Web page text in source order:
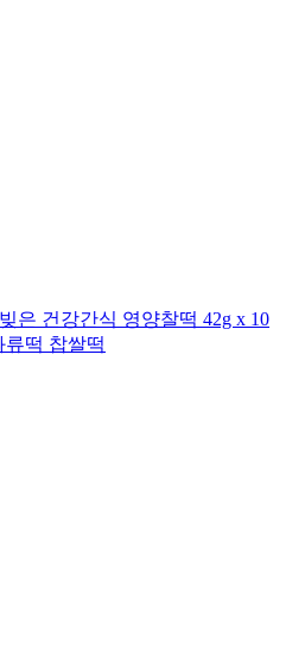
은 건강간식 영양찰떡 42g x 10
류떡 찹쌀떡